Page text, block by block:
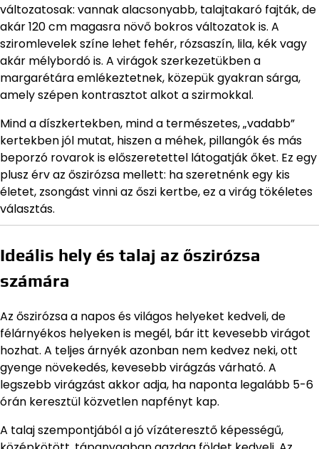
változatosak: vannak alacsonyabb, talajtakaró fajták, de
akár 120 cm magasra növő bokros változatok is. A
sziromlevelek színe lehet fehér, rózsaszín, lila, kék vagy
akár mélybordó is. A virágok szerkezetükben a
margarétára emlékeztetnek, közepük gyakran sárga,
amely szépen kontrasztot alkot a szirmokkal.
Mind a díszkertekben, mind a természetes, „vadabb”
kertekben jól mutat, hiszen a méhek, pillangók és más
beporzó rovarok is előszeretettel látogatják őket. Ez egy
plusz érv az őszirózsa mellett: ha szeretnénk egy kis
életet, zsongást vinni az őszi kertbe, ez a virág tökéletes
választás.
Ideális hely és talaj az őszirózsa
számára
Az őszirózsa a napos és világos helyeket kedveli, de
félárnyékos helyeken is megél, bár itt kevesebb virágot
hozhat. A teljes árnyék azonban nem kedvez neki, ott
gyenge növekedés, kevesebb virágzás várható. A
legszebb virágzást akkor adja, ha naponta legalább 5-6
órán keresztül közvetlen napfényt kap.
A talaj szempontjából a jó vízáteresztő képességű,